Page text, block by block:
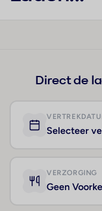
Direct de
Selecteer
VERZORGING
Geen